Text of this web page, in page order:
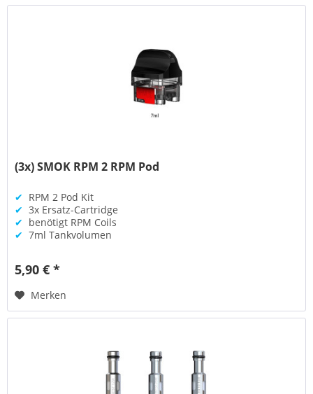
(3x) SMOK RPM 2 RPM Pod
✔ RPM 2 Pod Kit
✔ 3x Ersatz-Cartridge
✔ benötigt RPM Coils
✔ 7ml Tankvolumen
5,90 € *
Merken